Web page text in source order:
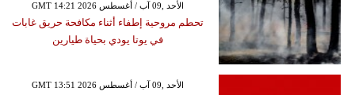
GMT 14:21 2026 الأحد ,09 آب / أغسطس
تحطم مروحية إطفاء أثناء مكافحة حريق غابات
في يوتا يودي بحياة طيارين
GMT 13:51 2026 الأحد ,09 آب / أغسطس